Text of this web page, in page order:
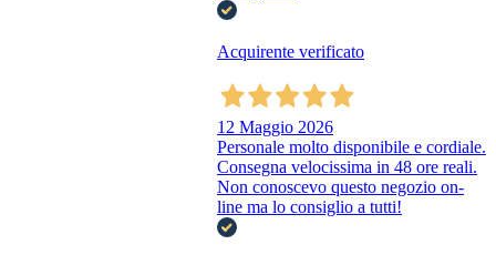
Acquirente verificato
12 Maggio 2026
Personale molto disponibile e cordiale.
Consegna velocissima in 48 ore reali.
Non conoscevo questo negozio on-
line ma lo consiglio a tutti!